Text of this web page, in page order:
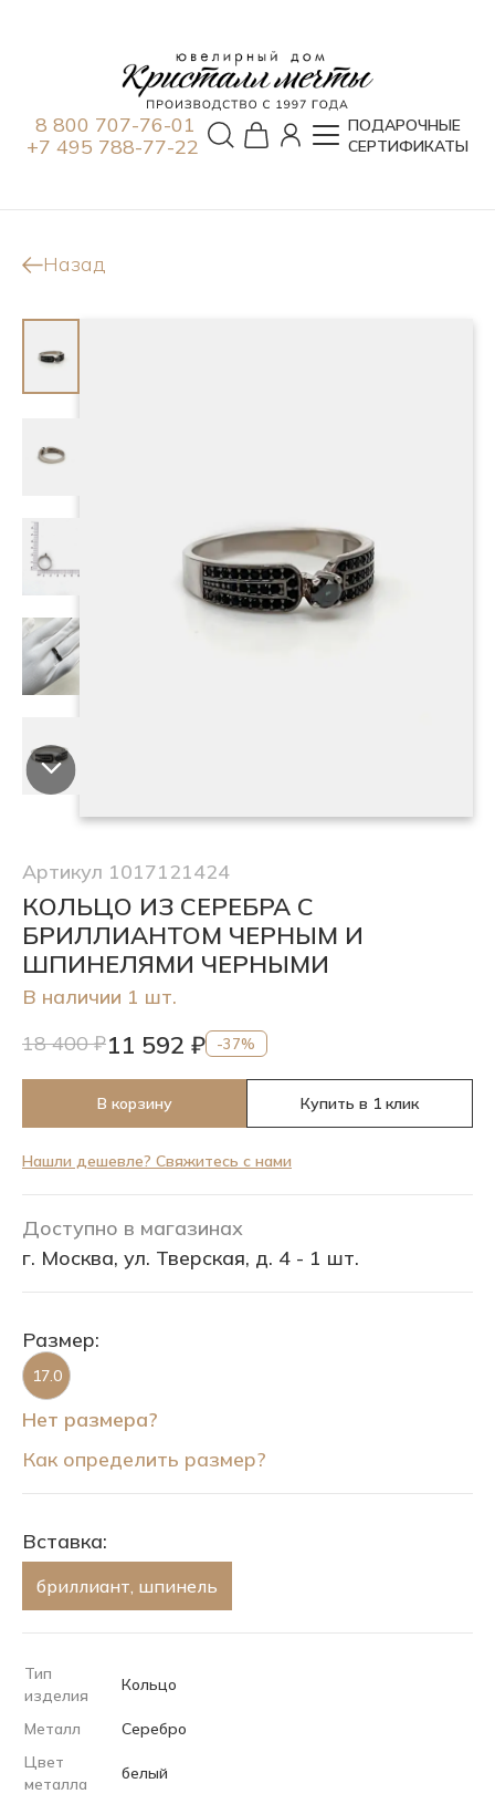
8 800 707-76-01
+7 495 788-77-22
ПОДАРОЧНЫЕ
СЕРТИФИКАТЫ
Назад
Артикул 1017121424
КОЛЬЦО ИЗ СЕРЕБРА С
БРИЛЛИАНТОМ ЧЕРНЫМ И
ШПИНЕЛЯМИ ЧЕРНЫМИ
В наличии 1 шт.
18 400 ₽11 592 ₽ -37%
В корзину Купить в 1 клик
Нашли дешевле? Свяжитесь с нами
Доступно в магазинах
г. Москва, ул. Тверская, д. 4 - 1 шт.
Размер:
17.0
Нет размера?
Как определить размер?
Вставка:
бриллиант, шпинель
Тип
изделия
Кольцо
Металл
Серебро
Цвет
металла
белый